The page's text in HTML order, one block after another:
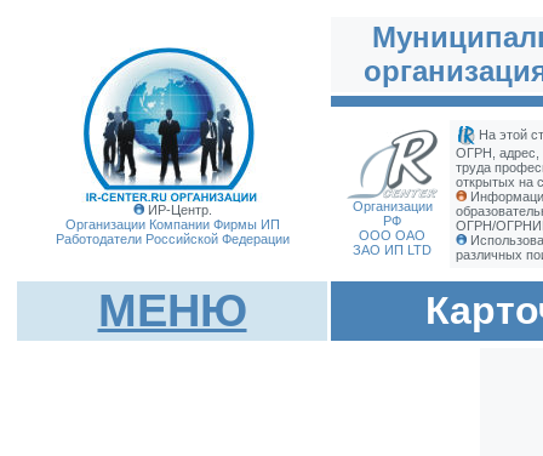
ИР-Центр.
Организации Компании Фирмы ИП
Работодатели Российской Федерации
Организации
РФ
ООО ОАО
ЗАО ИП LTD
На этой
ОГРН, адрес,
труда
открытых на
ОГРН/ОГРНИП
различных
МЕНЮ